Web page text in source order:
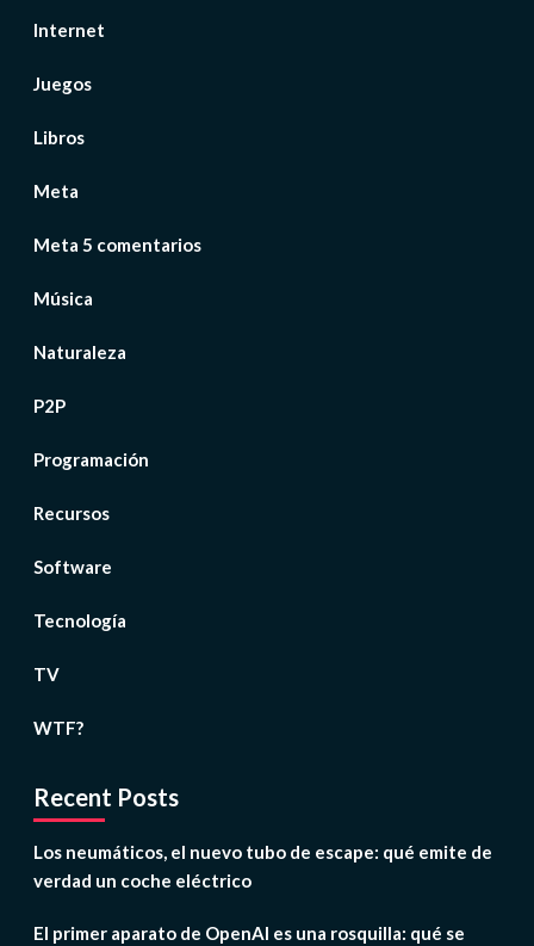
Internet
Juegos
Libros
Meta
Meta 5 comentarios
Música
Naturaleza
P2P
Programación
Recursos
Software
Tecnología
TV
WTF?
Recent Posts
Los neumáticos, el nuevo tubo de escape: qué emite de
verdad un coche eléctrico
El primer aparato de OpenAI es una rosquilla: qué se